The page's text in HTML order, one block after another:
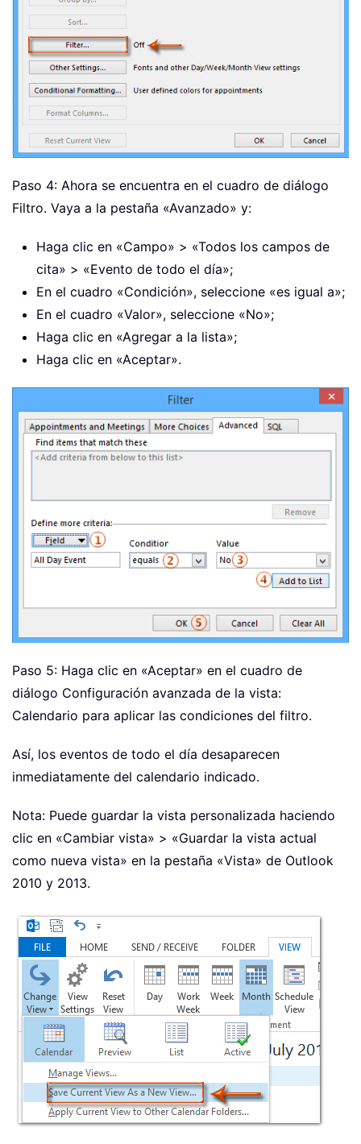
Paso 4: Ahora se encuentra en el cuadro de diálogo
Filtro. Vaya a la pestaña «Avanzado» y:
Haga clic en «Campo» > «Todos los campos de
cita» > «Evento de todo el día»;
En el cuadro «Condición», seleccione «es igual a»;
En el cuadro «Valor», seleccione «No»;
Haga clic en «Agregar a la lista»;
Haga clic en «Aceptar».
Paso 5: Haga clic en «Aceptar» en el cuadro de
diálogo Configuración avanzada de la vista:
Calendario para aplicar las condiciones del filtro.
Así, los eventos de todo el día desaparecen
inmediatamente del calendario indicado.
Nota: Puede guardar la vista personalizada haciendo
clic en «Cambiar vista» > «Guardar la vista actual
como nueva vista» en la pestaña «Vista» de Outlook
2010 y 2013.